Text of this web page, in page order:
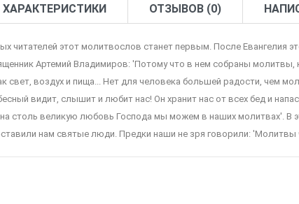
ХАРАКТЕРИСТИКИ ОТЗЫВОВ (0)
читателей этот молитвослов станет первым. После Евангелия
Артемий Владимиров: 'Потому что в нем собраны
свет, воздух и пища... Нет для человека большей радости, чем
видит, слышит и любит нас! Он хранит нас от всех бед и
на столь великую любовь Господа мы можем в наших молитвах'.
нам святые люди. Предки наши не зря говорили: 'Молитвы